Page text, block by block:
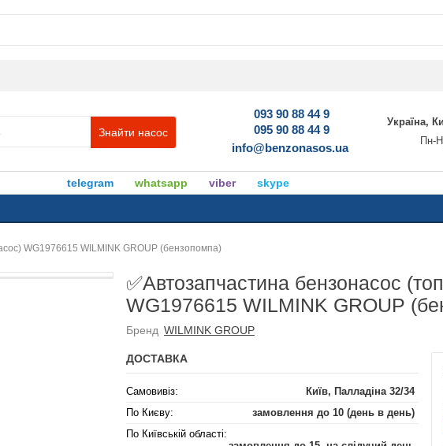
Знайти насос
093 90 88 44 9
095 90 88 44 9
info@benzonasos.ua
Україна,
Пн-
telegram whatsapp viber
skype
WG1976615 WILMINK GROUP (бензопомпа)
✅Автозапчастина бензонасос
WG1976615 WILMINK GROUP
Бренд WILMINK GROUP
ДОСТАВКА
Самовивіз:
Київ, Палладіна 32/34
По Києву:
замовлення до 10 (день в день)
По Київській області: